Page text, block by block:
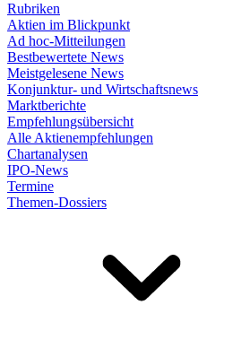
Rubriken
Aktien im Blickpunkt
Ad hoc-Mitteilungen
Bestbewertete News
Meistgelesene News
Konjunktur- und Wirtschaftsnews
Marktberichte
Empfehlungsübersicht
Alle Aktienempfehlungen
Chartanalysen
IPO-News
Termine
Themen-Dossiers